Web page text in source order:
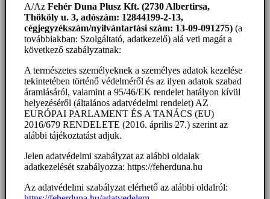
A/Az Fehér Duna Plusz Kft. (2730 Albertirsa,
Thököly u. 3, adószám: 12844199-2-13,
cégjegyzékszám/nyilvántartási szám: 13-09-091275) (a
továbbiakban: Szolgáltató, adatkezelő) alá veti magát a
következő szabályzatnak:
A természetes személyeknek a személyes adatok kezelése
tekintetében történő védelméről és az ilyen adatok szabad
áramlásáról, valamint a 95/46/EK rendelet hatályon kívül
helyezéséről (általános adatvédelmi rendelet) AZ
EURÓPAI PARLAMENT ÉS A TANÁCS (EU)
2016/679 RENDELETE (2016. április 27.) szerint az
alábbi tájékoztatást adjuk.
Jelen adatvédelmi szabályzat az alábbi oldalak
adatkezelését szabályozza: https://feherduna.hu
Az adatvédelmi szabályzat elérhető az alábbi oldalról: